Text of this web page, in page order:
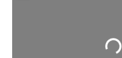
Wird geladen …